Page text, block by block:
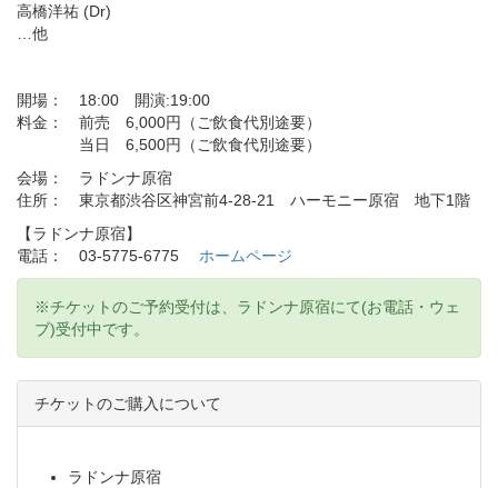
高橋洋祐 (Dr)
…他
開場： 18:00 開演:19:00
料金： 前売 6,000円（ご飲食代別途要）
当日 6,500円（ご飲食代別途要）
会場： ラドンナ原宿
住所： 東京都渋谷区神宮前4-28-21 ハーモニー原宿 地下1階
【ラドンナ原宿】
電話： 03-5775-6775 ホームページ
※チケットのご予約受付は、ラドンナ原宿にて(お電話・ウェ
ブ)受付中です。
チケットのご購入について
ラドンナ原宿